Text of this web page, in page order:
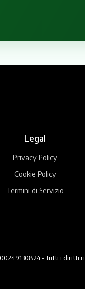
Legal
Privacy Policy
Cookie Policy
Termini di Servizio
- Tutti i diritti